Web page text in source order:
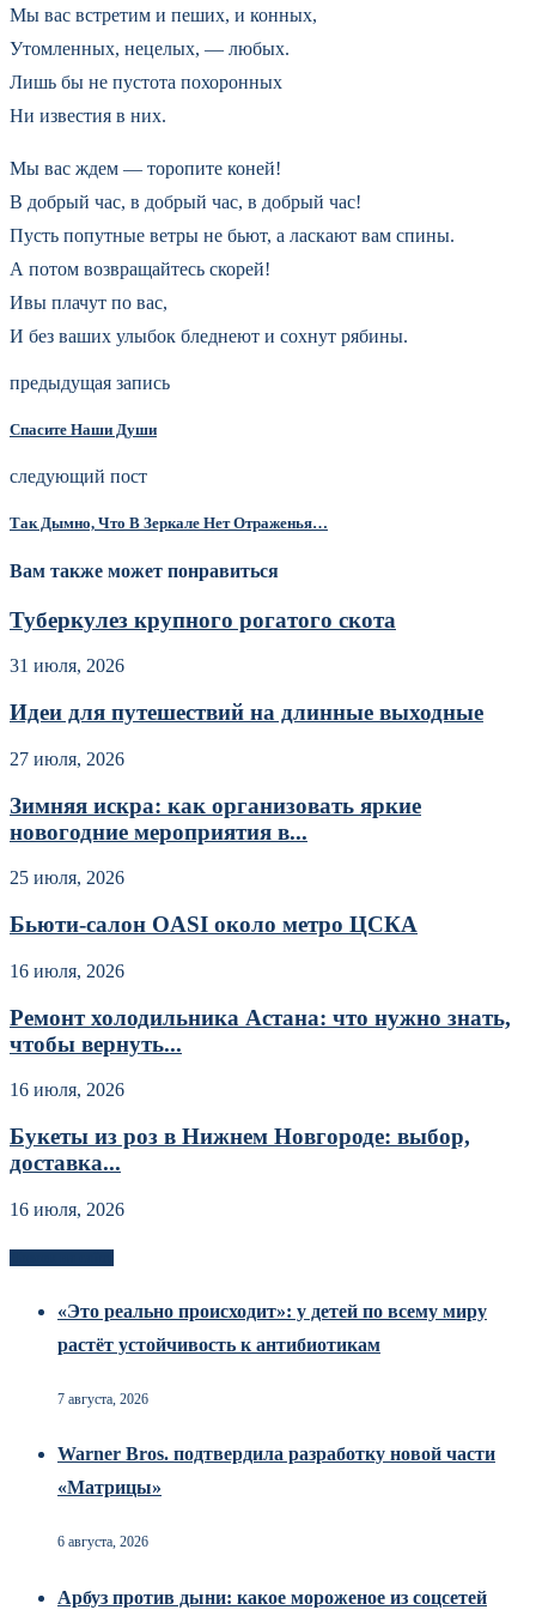
Мы вас встретим и пеших, и конных,
Утомленных, нецелых, — любых.
Лишь бы не пустота похоронных
Ни известия в них.
Мы вас ждем — торопите коней!
В добрый час, в добрый час, в добрый час!
Пусть попутные ветры не бьют, а ласкают вам спины.
А потом возвращайтесь скорей!
Ивы плачут по вас,
И без ваших улыбок бледнеют и сохнут рябины.
предыдущая запись
Спасите Наши Души
следующий пост
Так Дымно, Что В Зеркале Нет Отраженья…
Вам также может понравиться
Туберкулез крупного рогатого скота
31 июля, 2026
Идеи для путешествий на длинные выходные
27 июля, 2026
Зимняя искра: как организовать яркие
новогодние мероприятия в...
25 июля, 2026
Бьюти-салон OASI около метро ЦСКА
16 июля, 2026
Ремонт холодильника Астана: что нужно знать,
чтобы вернуть...
16 июля, 2026
Букеты из роз в Нижнем Новгороде: выбор,
доставка...
16 июля, 2026
«Это реально происходит»: у детей по всему миру
растёт устойчивость к антибиотикам
7 августа, 2026
Warner Bros. подтвердила разработку новой части
«Матрицы»
6 августа, 2026
Арбуз против дыни: какое мороженое из соцсетей